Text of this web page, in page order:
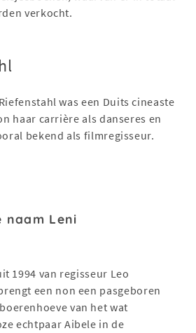
verkocht.
was een Duits cineaste
haar carrière als danseres en
bekend als filmregisseur.
naam Leni
1994 van regisseur Leo
een non een pasgeboren
van het wat
echtpaar Aibele in de